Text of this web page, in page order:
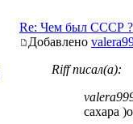
Re: Чем был СССР ?
Добавлено
Riff писал(а):
сахара